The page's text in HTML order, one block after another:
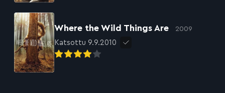
Where the Wild Things Are 2009
Katsottu 9.9.2010